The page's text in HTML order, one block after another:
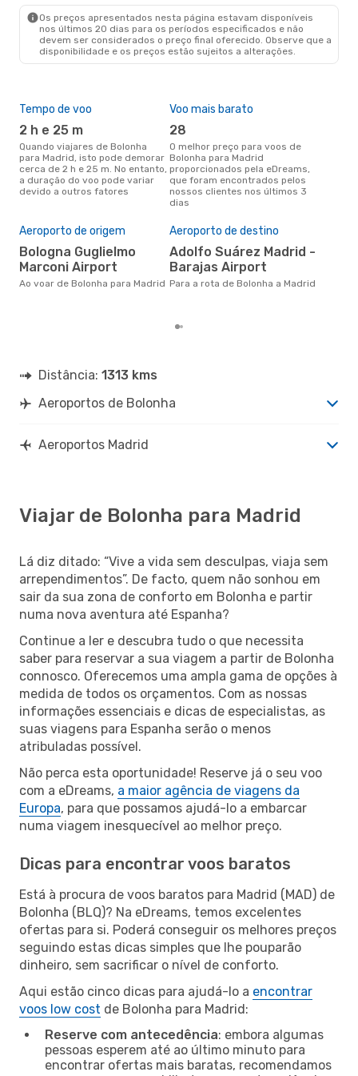
Os preços apresentados nesta página estavam disponíveis
nos últimos 20 dias para os períodos especificados e não
devem ser considerados o preço final oferecido. Observe que a
disponibilidade e os preços estão sujeitos a alterações.
Tempo de voo
2 h e 25 m
Quando viajares de Bolonha
para Madrid, isto pode demorar
cerca de 2 h e 25 m. No entanto,
a duração do voo pode variar
devido a outros fatores
Voo mais barato
28
O melhor preço para voos de
Bolonha para Madrid
proporcionados pela eDreams,
que foram encontrados pelos
nossos clientes nos últimos 3
dias
Aeroporto de origem
Bologna Guglielmo
Marconi Airport
Ao voar de Bolonha para Madrid
Aeroporto de destino
Adolfo Suárez Madrid -
Barajas Airport
Para a rota de Bolonha a Madrid
Distância: 1313 kms
Aeroportos de Bolonha
Aeroportos Madrid
Viajar de Bolonha para Madrid
Lá diz ditado: “Vive a vida sem desculpas, viaja sem
arrependimentos”. De facto, quem não sonhou em
sair da sua zona de conforto em Bolonha e partir
numa nova aventura até Espanha?
Continue a ler e descubra tudo o que necessita
saber para reservar a sua viagem a partir de Bolonha
connosco. Oferecemos uma ampla gama de opções à
medida de todos os orçamentos. Com as nossas
informações essenciais e dicas de especialistas, as
suas viagens para Espanha serão o menos
atribuladas possível.
Não perca esta oportunidade! Reserve já o seu voo
com a eDreams, a maior agência de viagens da
Europa, para que possamos ajudá-lo a embarcar
numa viagem inesquecível ao melhor preço.
Dicas para encontrar voos baratos
Está à procura de voos baratos para Madrid (MAD) de
Bolonha (BLQ)? Na eDreams, temos excelentes
ofertas para si. Poderá conseguir os melhores preços
seguindo estas dicas simples que lhe pouparão
dinheiro, sem sacrificar o nível de conforto.
Aqui estão cinco dicas para ajudá-lo a encontrar
voos low cost de Bolonha para Madrid:
Reserve com antecedência: embora algumas
pessoas esperem até ao último minuto para
encontrar ofertas mais baratas, recomendamos